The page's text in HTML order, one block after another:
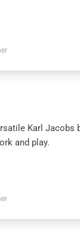
Karl Jacobs
and play.